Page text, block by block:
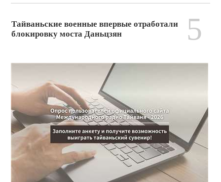
Тайваньские военные впервые отработали
блокировку моста Даньцзян
5